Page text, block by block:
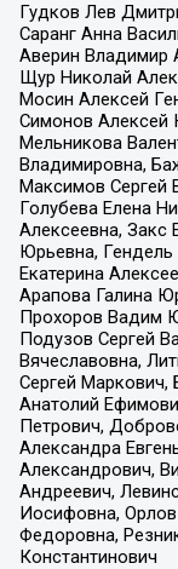
Гудков Лев
Саранг Анна
Аверин Владимир
Щур Николай
Мосин Алексей
Симонов Алексей
Мельникова
Владимировна,
Максимов Сергей
Голубева Елена
Алексеевна, Закс
Юрьевна,
Екатерина
Арапова Галина
Прохоров Вадим
Подузов Сергей
Вячеславовна,
Сергей
Анатолий
Петрович,
Александра
Александрович,
Андреевич,
Иосифовна,
Федоровна,
Константинович